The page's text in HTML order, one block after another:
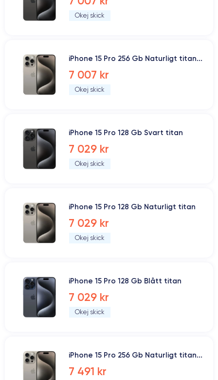
Okej skick
iPhone 15 Pro 256 Gb Naturligt titan...
7 007 kr
Okej skick
iPhone 15 Pro 128 Gb Svart titan
7 029 kr
Okej skick
iPhone 15 Pro 128 Gb Naturligt titan
7 029 kr
Okej skick
iPhone 15 Pro 128 Gb Blått titan
7 029 kr
Okej skick
iPhone 15 Pro 256 Gb Naturligt titan...
7 491 kr